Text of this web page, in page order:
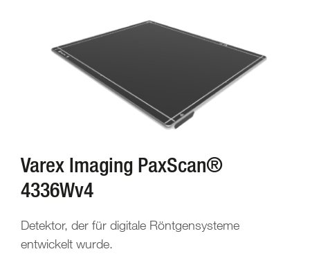
Varex Imaging PaxScan®
4336Wv4
Detektor, der für digitale Röntgensysteme
entwickelt wurde.